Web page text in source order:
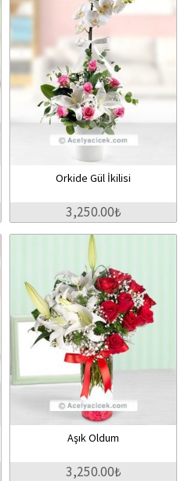
Orkide Gül İkilisi
3,250.00₺
Aşık Oldum
3,250.00₺